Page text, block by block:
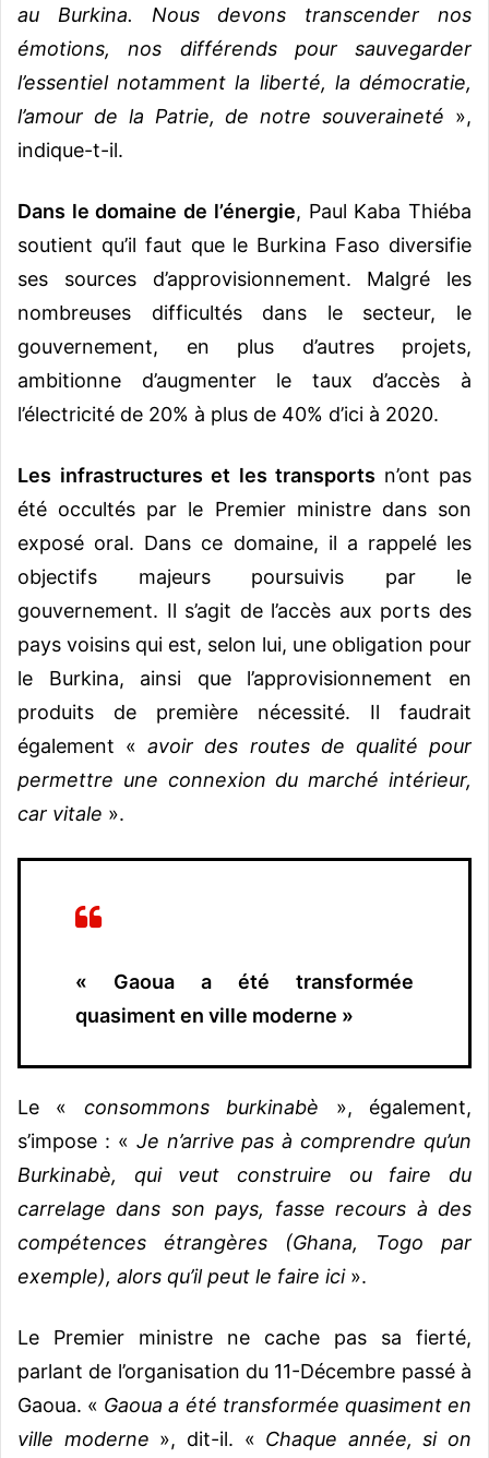
au Burkina. Nous devons transcender nos
émotions, nos différends pour sauvegarder
l’essentiel notamment la liberté, la démocratie,
l’amour de la Patrie, de notre souveraineté »,
indique-t-il.
Dans le domaine de l’énergie, Paul Kaba Thiéba
soutient qu’il faut que le Burkina Faso diversifie
ses sources d’approvisionnement. Malgré les
nombreuses difficultés dans le secteur, le
gouvernement, en plus d’autres projets,
ambitionne d’augmenter le taux d’accès à
l’électricité de 20% à plus de 40% d’ici à 2020.
Les infrastructures et les transports n’ont pas
été occultés par le Premier ministre dans son
exposé oral. Dans ce domaine, il a rappelé les
objectifs majeurs poursuivis par le
gouvernement. Il s’agit de l’accès aux ports des
pays voisins qui est, selon lui, une obligation pour
le Burkina, ainsi que l’approvisionnement en
produits de première nécessité. Il faudrait
également «avoir des routes de qualité pour
permettre une connexion du marché intérieur,
car vitale ».
« Gaoua a été transformée
quasiment en ville moderne »
Le « consommons burkinabè », également,
s’impose : « Je n’arrive pas à comprendre qu’un
Burkinabè, qui veut construire ou faire du
carrelage dans son pays, fasse recours à des
compétences étrangères (Ghana, Togo par
exemple), alors qu’il peut le faire ici ».
Le Premier ministre ne cache pas sa fierté,
parlant de l’organisation du 11-Décembre passé à
Gaoua. « Gaoua a été transformée quasiment en
ville moderne », dit-il. « Chaque année, si on